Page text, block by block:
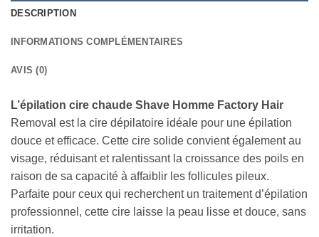
DESCRIPTION
INFORMATIONS COMPLÉMENTAIRES
AVIS (0)
L’épilation cire chaude Shave Homme Factory Hair
Removal est la cire dépilatoire idéale pour une épilation
douce et efficace. Cette cire solide convient également au
visage, réduisant et ralentissant la croissance des poils en
raison de sa capacité à affaiblir les follicules pileux.
Parfaite pour ceux qui recherchent un traitement d’épilation
professionnel, cette cire laisse la peau lisse et douce, sans
irritation.